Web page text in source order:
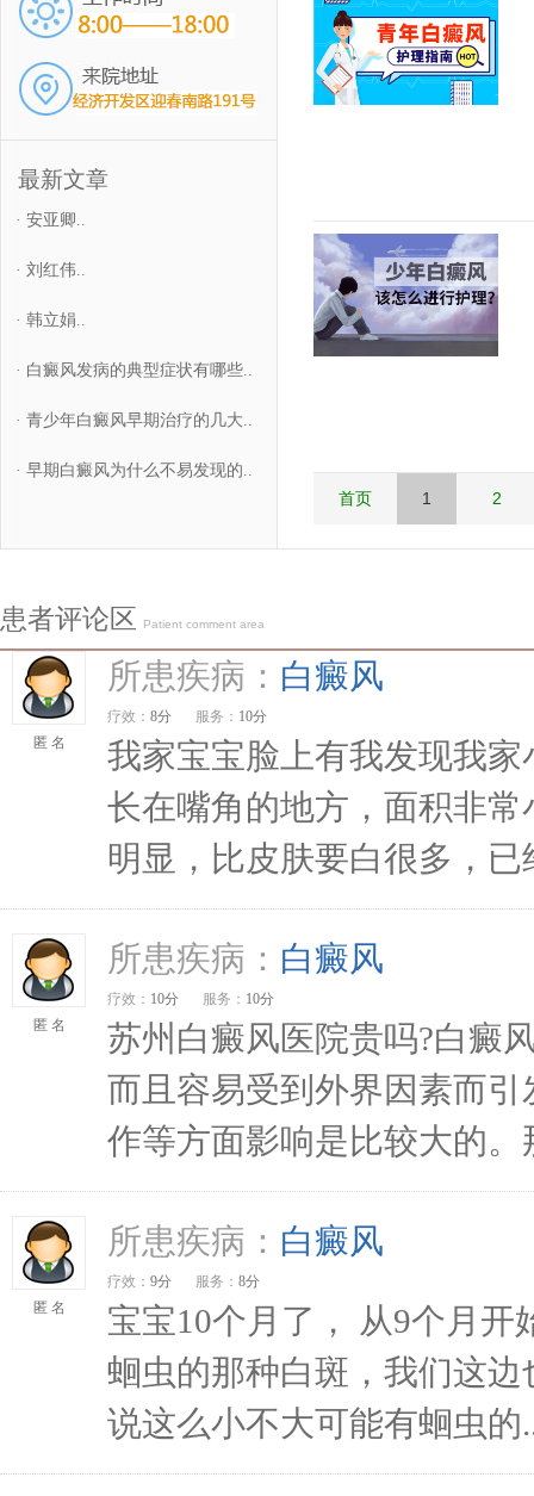
最新文章
· 安亚卿..
· 刘红伟..
· 韩立娟..
· 白癜风发病的典型症状有哪些..
· 青少年白癜风早期治疗的几大..
· 早期白癜风为什么不易发现的..
首页 1 2
患者评论区 Patient comment area
匿 名
所患疾病： 白癜风
疗效： 8分 服务： 10分
我家宝宝脸上有我发现我
长在嘴角的地方，面积非
明显，比皮肤要白很多，已
匿 名
所患疾病： 白癜风
疗效： 10分 服务： 10分
苏州白癜风医院贵吗?白癜
而且容易受到外界因素而
作等方面影响是比较大的。
匿 名
所患疾病： 白癜风
疗效： 9分 服务： 8分
宝宝10个月了， 从9个月
蛔虫的那种白斑，我们这
说这么小不大可能有蛔虫的